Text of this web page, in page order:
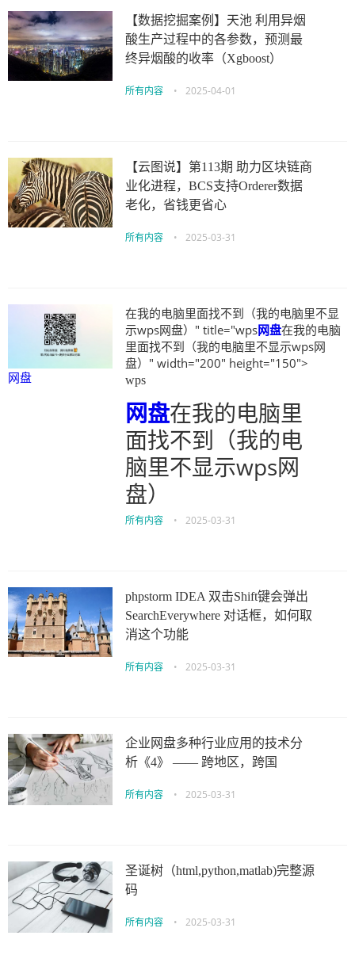
【数据挖掘案例】天池 利用异烟
酸生产过程中的各参数，预测最
终异烟酸的收率（Xgboost）
所有内容 • 2025-04-01
【云图说】第113期 助力区块链商
业化进程，BCS支持Orderer数据
老化，省钱更省心
所有内容 • 2025-03-31
网盘
在我的电脑里面找不到（我的电脑里不显
示wps网盘）" title="wps网盘在我的电脑
里面找不到（我的电脑里不显示wps网
盘）" width="200" height="150">
wps
网盘在我的电脑里
面找不到（我的电
脑里不显示wps网
盘）
所有内容 • 2025-03-31
phpstorm IDEA 双击Shift键会弹出
SearchEverywhere 对话框，如何取
消这个功能
所有内容 • 2025-03-31
企业网盘多种行业应用的技术分
析《4》 —— 跨地区，跨国
所有内容 • 2025-03-31
圣诞树（html,python,matlab)完整源
码
所有内容 • 2025-03-31